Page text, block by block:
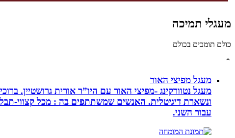
מעגלי תמיכה
כולם תומכים בכולם
⌃
מעגל מפיצי האור
מעגל נטוורקינג -מפיצי האור עם היו”ר אורית גרושטיין.
ונשארת דיגיטלית. האנשים שמשתתפים בה : מכל קצווי-
עבור השני.